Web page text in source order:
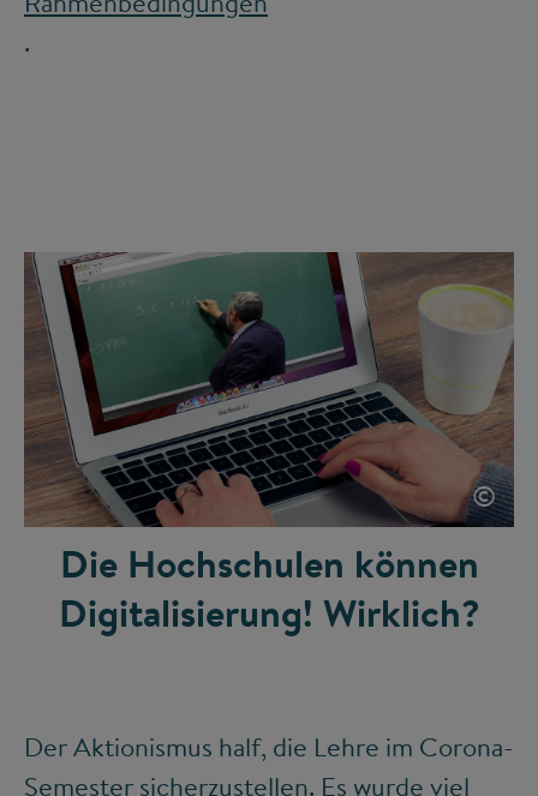
.
Die Hochschulen können
Digitalisierung! Wirklich?
©
Der Aktionismus half, die Lehre im Corona-
Semester sicherzustellen. Es wurde viel